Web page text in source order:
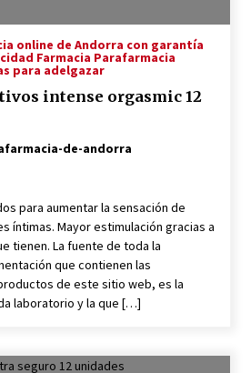
online de Andorra con garantía
Farmacia Parafarmacia
para adelgazar
intense orgasmic 12
de-andorra
para aumentar la sensación de
íntimas. Mayor estimulación gracias a
tienen. La fuente de toda la
que contienen las
de este sitio web, es la
laboratorio y la que […]